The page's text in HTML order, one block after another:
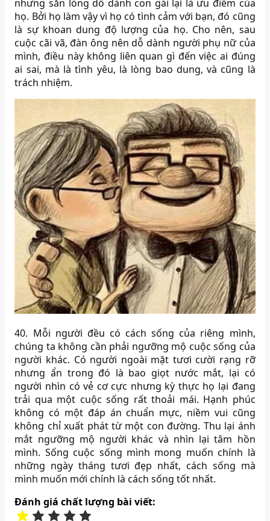
nhưng sẵn lòng dỗ dành con gái lại là ưu điểm của
họ. Bởi họ làm vậy vì họ có tình cảm với bạn, đó cũng
là sự khoan dung độ lượng của họ. Cho nên, sau
cuộc cãi vã, đàn ông nên dỗ dành người phụ nữ của
mình, điều này không liên quan gì đến việc ai đúng
ai sai, mà là tình yêu, là lòng bao dung, và cũng là
trách nhiệm.
40. Mỗi người đều có cách sống của riêng mình,
chúng ta không cần phải ngưỡng mộ cuộc sống của
người khác. Có người ngoài mặt tươi cười rạng rỡ
nhưng ẩn trong đó là bao giọt nước mắt, lại có
người nhìn có vẻ cơ cực nhưng kỳ thực họ lại đang
trải qua một cuộc sống rất thoải mái. Hạnh phúc
không có một đáp án chuẩn mực, niềm vui cũng
không chỉ xuất phát từ một con đường. Thu lại ánh
mắt ngưỡng mộ người khác và nhìn lại tâm hồn
mình. Sống cuộc sống mình mong muốn chính là
những ngày tháng tươi đẹp nhất, cách sống mà
mình muốn mới chính là cách sống tốt nhất.
Đánh giá chất lượng bài viết: